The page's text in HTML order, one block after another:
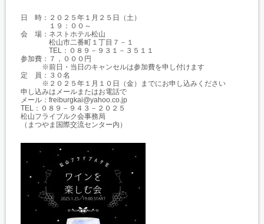
日 時：２０２５年１月２５日（土）
１９：００～
会 場：ネストホテル松山
松山市二番町１丁目７－１
TEL：０８９－９３１－３５１１
参加費：７，０００円
※前日・当日のキャンセルは参加費を申し付けます
定 員：３０名
※２０２５年１月１０日（金）までにお申し込みください
申し込みはメールまたはお電話で
メール：freiburgkai@yahoo.co.jp
TEL：０８９－９４３－２０２５
松山フライブルク会事務局
（まつやま国際交流センター内）